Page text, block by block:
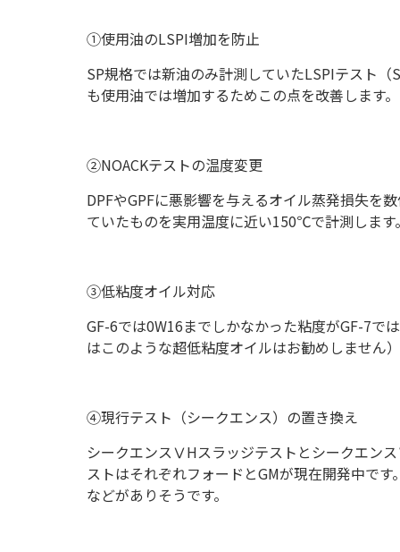
①使用油のLSPI増加を防止
SP規格では新油のみ計測していたLSPIテスト
も使用油では増加するためこの点を改善します
②NOACKテストの温度変更
DPFやGPFに悪影響を与えるオイル蒸発損失を
ていたものを実用温度に近い150℃で計測します
③低粘度オイル対応
GF-6では0W16までしかなかった粘度がGF-7で
はこのような超低粘度オイルはお勧めしません）
④現行テスト（シークエンス）の置き換え
シークエンスⅤHスラッジテストとシークエン
ストはそれぞれフォードとGMが現在開発中で
などがありそうです。